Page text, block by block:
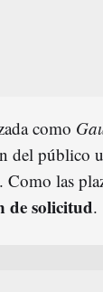
como
del público
. Como las
de solicitud.